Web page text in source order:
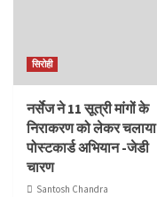
सिरोही
नर्सेज ने 11 सूत्री मांगों के
निराकरण को लेकर चलाया
पोस्टकार्ड अभियान -जेडी
चारण
Santosh Chandra